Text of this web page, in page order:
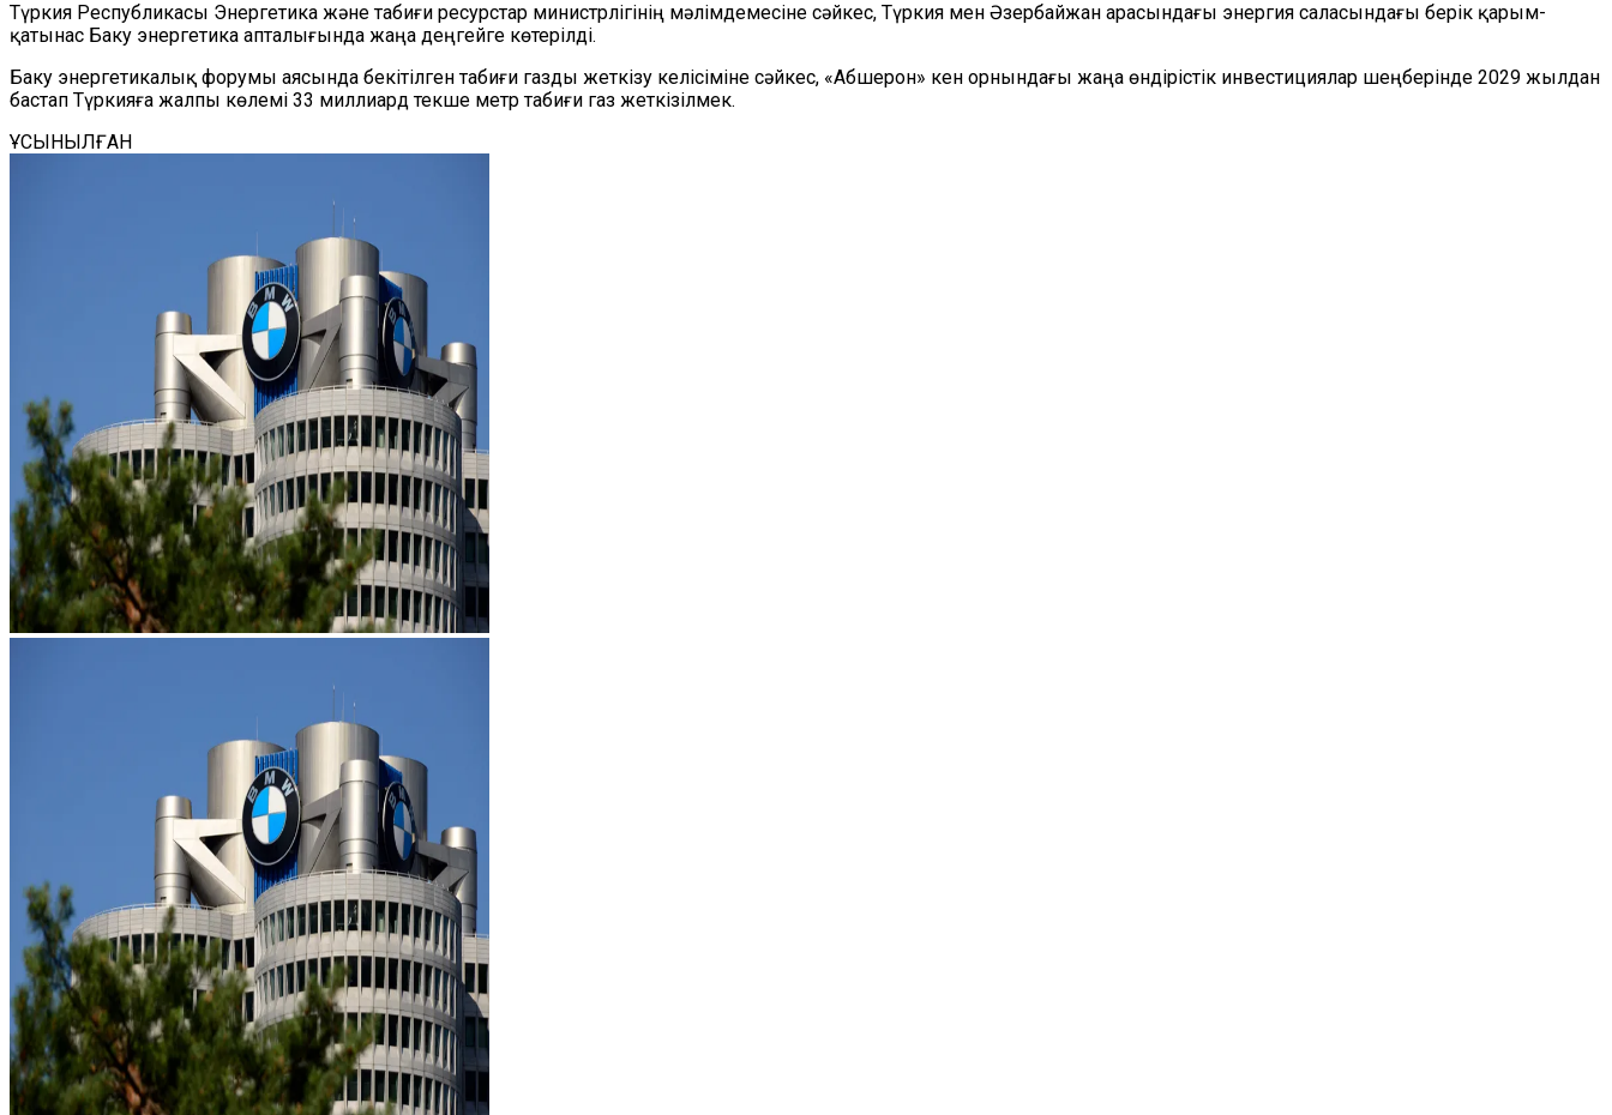
Түркия Республикасы Энергетика және табиғи ресурстар министрлігінің мәлімдемесіне сәйкес, Түркия мен Әзербайжан арасындағы энергия саласындағы берік қарым-
қатынас Баку энергетика апталығында жаңа деңгейге көтерілді.
Баку энергетикалық форумы аясында бекітілген табиғи газды жеткізу келісіміне сәйкес, «Абшерон» кен орнындағы жаңа өндірістік инвестициялар шеңберінде 2029 жылдан
бастап Түркияға жалпы көлемі 33 миллиард текше метр табиғи газ жеткізілмек.
ҰСЫНЫЛҒАН